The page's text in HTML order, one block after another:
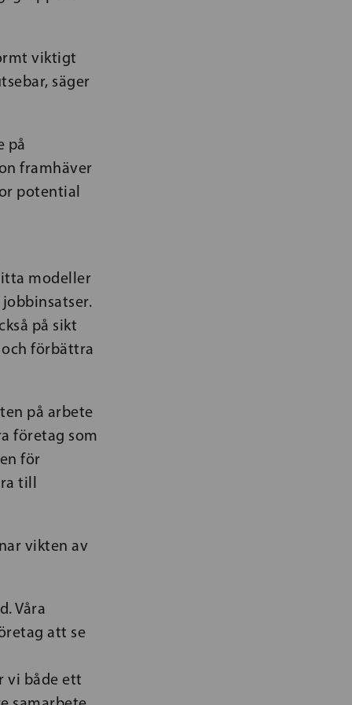
viktigt
säger
på
framhäver
potential
modeller
på sikt
förbättra
på arbete
företag som
för
till
vikten av
Våra
att se
vi både ett